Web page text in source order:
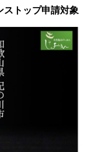
ストップ申請対象